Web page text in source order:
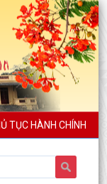
TỤC HÀNH CHÍNH